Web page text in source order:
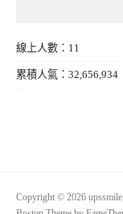
線上人數：11
累積人氣：32,656,934
Copyright © 2026